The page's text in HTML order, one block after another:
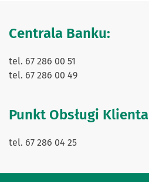
Centrala Banku:
tel. 67 286 00 51
tel. 67 286 00 49
Punkt Obsługi Klienta
tel. 67 286 04 25